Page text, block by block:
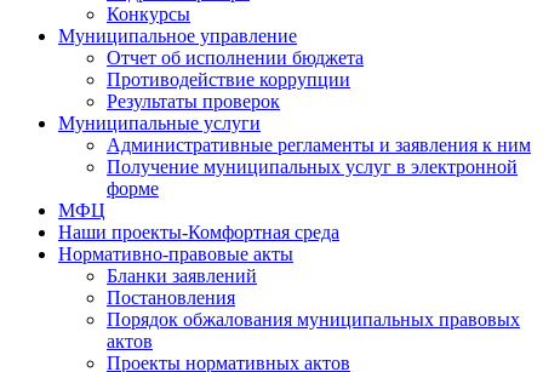
Конкурсы
Муниципальное управление
Отчет об исполнении бюджета
Противодействие коррупции
Результаты проверок
Муниципальные услуги
Административные регламенты и заявления к ним
Получение муниципальных услуг в электронной
форме
МФЦ
Наши проекты-Комфортная среда
Нормативно-правовые акты
Бланки заявлений
Постановления
Порядок обжалования муниципальных правовых
актов
Проекты нормативных актов